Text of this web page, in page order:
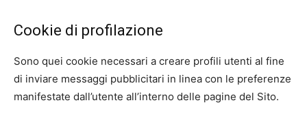
Cookie di profilazione
Sono quei cookie necessari a creare profili utenti al fine
di inviare messaggi pubblicitari in linea con le preferenze
manifestate dall’utente all’interno delle pagine del Sito.